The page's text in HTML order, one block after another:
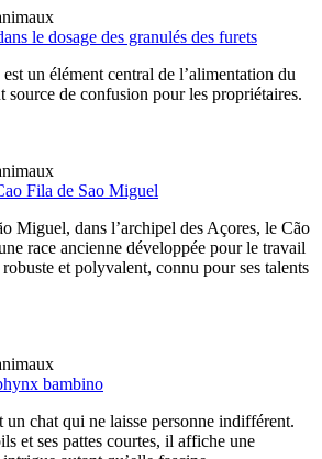
le dosage des granulés des furets
un élément central de l’alimentation du
source de confusion pour les propriétaires.
Fila de Sao Miguel
Miguel, dans l’archipel des Açores, le Cão
race ancienne développée pour le travail
et polyvalent, connu pour ses talents
bambino
chat qui ne laisse personne indifférent.
et ses pattes courtes, il affiche une